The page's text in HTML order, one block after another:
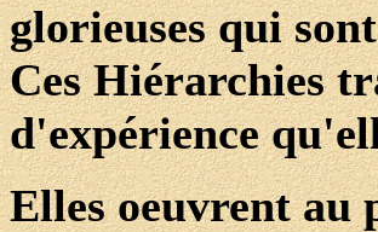
glorieuses qui
Ces Hiérarchies
d'expérience
Elles oeuvrent au